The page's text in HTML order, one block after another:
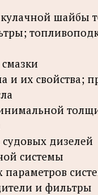
шайбы
и их свойства;
дизелей
системы
и фильтры